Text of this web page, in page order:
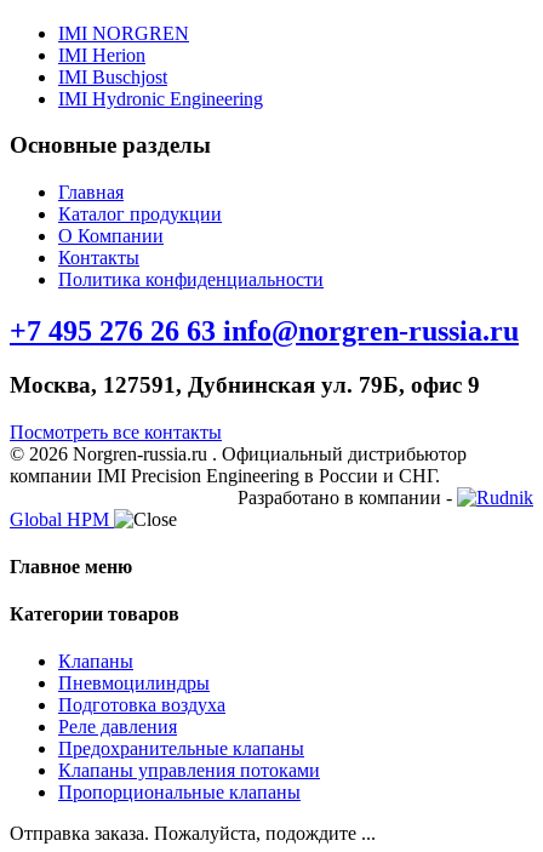
IMI NORGREN
IMI Herion
IMI Buschjost
IMI Hydronic Engineering
Основные разделы
Главная
Каталог продукции
О Компании
Контакты
Политика конфиденциальности
+7 495 276 26 63 info@norgren-russia.ru
Москва, 127591, Дубнинская ул. 79Б, офис 9
Посмотреть все контакты
© 2026 Norgren-russia.ru . Официальный дистрибьютор
компании IMI Precision Engineering в России и СНГ.
Разработано в компании -
Global HPM
Главное меню
Категории товаров
Клапаны
Пневмоцилиндры
Подготовка воздуха
Реле давления
Предохранительные клапаны
Клапаны управления потоками
Пропорциональные клапаны
Отправка заказа. Пожалуйста, подождите ...